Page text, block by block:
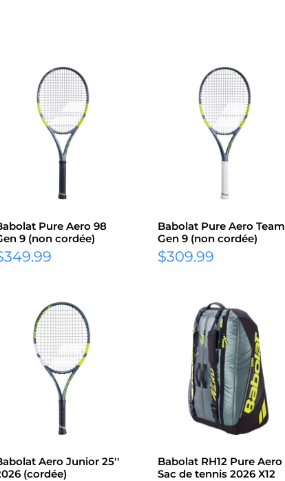
Pure Aero 98
9 (non cordée)
Babolat Pure Aero Team
Gen 9 (non cordée)
Prix
$309.99
Aero Junior 25''
(cordée)
Babolat RH12 Pure Aero
Sac de tennis 2026 X12